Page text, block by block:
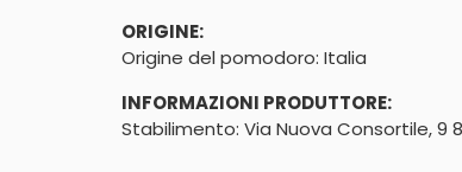
ORIGINE:
Origine del pomodoro: Italia
INFORMAZIONI PRODUTTORE:
Stabilimento: Via Nuova Consortile, 9